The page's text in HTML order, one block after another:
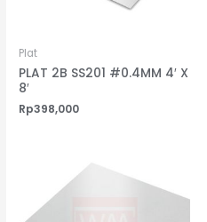
Plat
PLAT 2B SS201 #0.4MM 4′ X
8′
Rp398,000